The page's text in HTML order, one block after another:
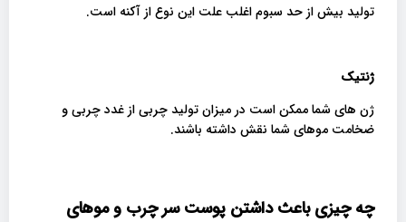
تولید بیش از حد سبوم اغلب علت این نوع از آکنه است.
ژنتیک
ژن های شما ممکن است در میزان تولید چربی از غدد چربی و
ضخامت موهای شما نقش داشته باشند.
چه چیزی باعث داشتن پوست سر چرب و موهای